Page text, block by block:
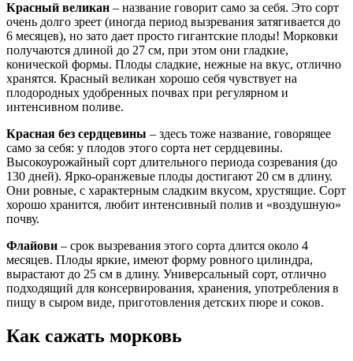
Красный великан – название говорит само за себя. Это сорт
очень долго зреет (иногда период вызревания затягивается до
6 месяцев), но зато дает просто гигантские плоды! Морковки
получаются длиной до 27 см, при этом они гладкие,
конической формы. Плоды сладкие, нежные на вкус, отлично
хранятся. Красный великан хорошо себя чувствует на
плодородных удобренных почвах при регулярном и
интенсивном поливе.
Красная без сердцевины – здесь тоже название, говорящее
само за себя: у плодов этого сорта нет сердцевины.
Высокоурожайный сорт длительного периода созревания (до
130 дней). Ярко-оранжевые плоды достигают 20 см в длину.
Они ровные, с характерным сладким вкусом, хрустящие. Сорт
хорошо хранится, любит интенсивный полив и «воздушную»
почву.
Флайови – срок вызревания этого сорта длится около 4
месяцев. Плоды яркие, имеют форму ровного цилиндра,
вырастают до 25 см в длину. Универсальный сорт, отлично
подходящий для консервирования, хранения, употребления в
пищу в сыром виде, приготовления детских пюре и соков.
Как сажать морковь